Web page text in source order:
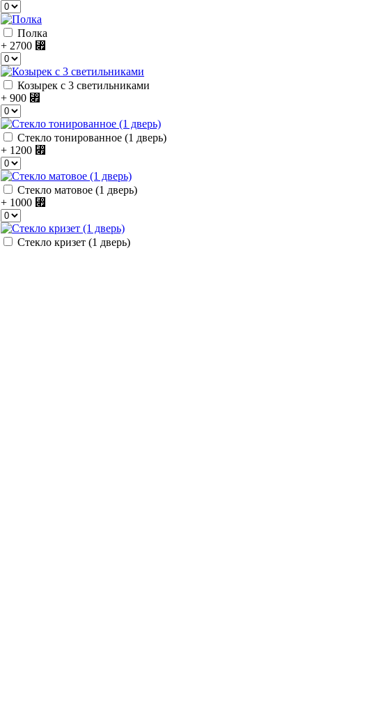
Полка
+ 2700 ⃏
Козырек с 3 светильниками
+ 900 ⃏
Стекло тонированное (1 дверь)
+ 1200 ⃏
Стекло матовое (1 дверь)
+ 1000 ⃏
Стекло кризет (1 дверь)